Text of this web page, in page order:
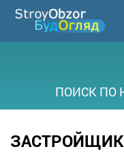
Перейти
основному
ПОИСК ПО
ЗАСТРОЙЩИК